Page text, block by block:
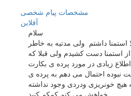
مشخصات پیام شخصی
آفلاين
سلام
و قبلا استمنا داشتم ولی مدتیه به خاطر
استمنا دست کشیدم ولی قبلا که
زیادی در مورد پرده ی بکارت
نبوده احتمال می دهم به پرده ی
هیچ خونریزی ودردی وجود نداشته
خواهش می کنم کمکم کنید